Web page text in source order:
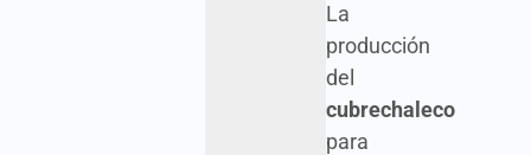
La
producción
del
cubrechaleco
para